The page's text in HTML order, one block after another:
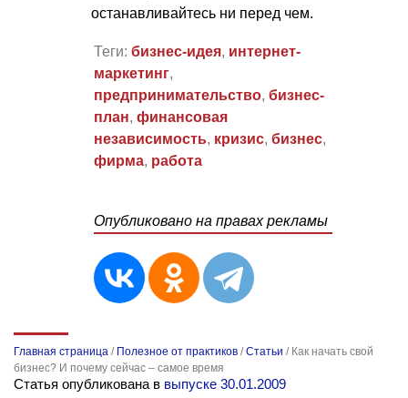
останавливайтесь ни перед чем.
Теги: бизнес-идея, интернет-
маркетинг,
предпринимательство, бизнес-
план, финансовая
независимость, кризис, бизнес,
фирма, работа
Опубликовано на правах рекламы
Главная страница / Полезное от практиков /Статьи / Как начать свой
бизнес? И почему сейчас – самое время
Статья опубликована в выпуске 30.01.2009